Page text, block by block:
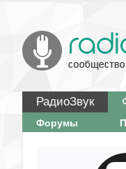
РадиоЗвук
Форумы